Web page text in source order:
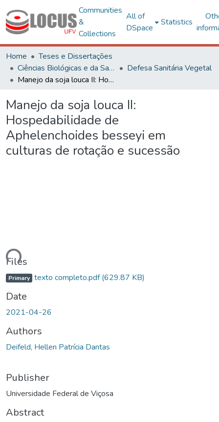
Communities
&
Collections
All of
DSpace
Statistics
Home
Teses e Dissertações
Ciências Biológicas e da Saúde
Defesa Sanitária Vegetal
Manejo da soja louca II: Hospedabilidade de Aphelenchoides besseyi em culturas de rotação e sucessão
Manejo da soja louca II:
Hospedabilidade de
Aphelenchoides besseyi em
culturas de rotação e sucessão
Loading...
Files
Primary texto completo.pdf(629.87 KB)
Date
2021-04-26
Authors
Deifeld, Hellen Patrícia Dantas
Publisher
Universidade Federal de Viçosa
Abstract